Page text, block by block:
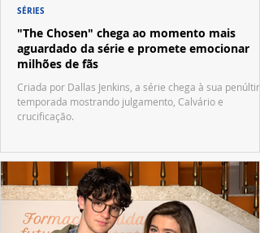
"The Chosen" chega ao momento mais
aguardado da série e promete emocionar
milhões de fãs
Criada por Dallas Jenkins, a série chega à sua
temporada mostrando julgamento, Calvário e
crucificação.
SÉRIES